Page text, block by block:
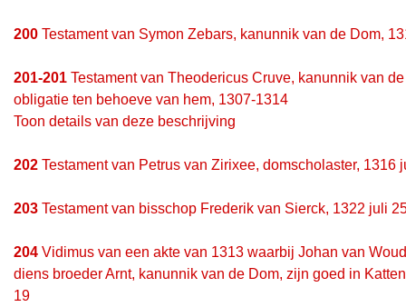
200 Testament van Symon Zebars, kanunnik van de Dom,
201-201 Testament van Theodericus Cruve, kanunnik van
obligatie ten behoeve van hem, 1307-1314
Toon details van deze beschrijving
202 Testament van Petrus van Zirixee, domscholaster, 1316
203 Testament van bisschop Frederik van Sierck, 1322 juli
204 Vidimus van een akte van 1313 waarbij Johan van
diens broeder Arnt, kanunnik van de Dom, zijn goed in
19